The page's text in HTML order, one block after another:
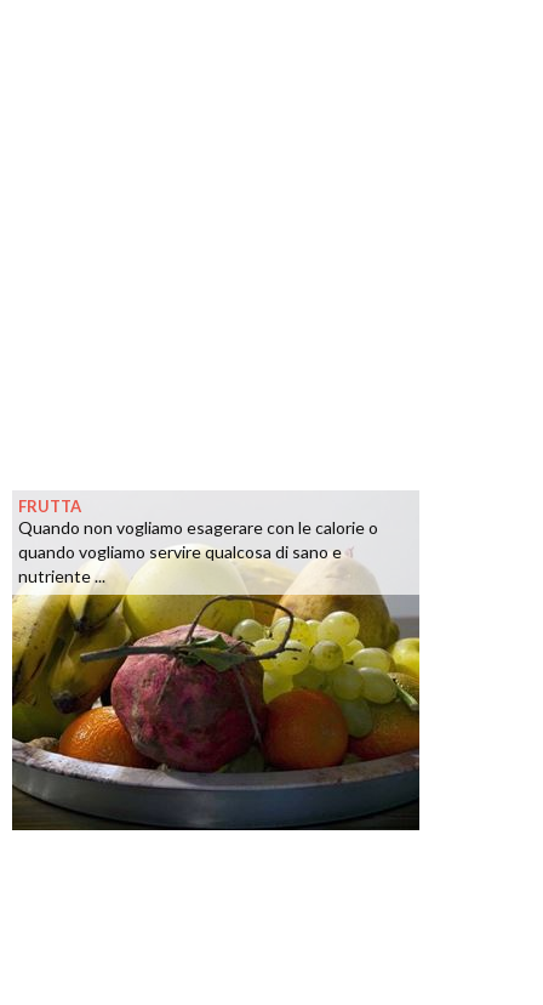
FRUTTA
Quando non vogliamo esagerare con le calorie o
quando vogliamo servire qualcosa di sano e
nutriente ...